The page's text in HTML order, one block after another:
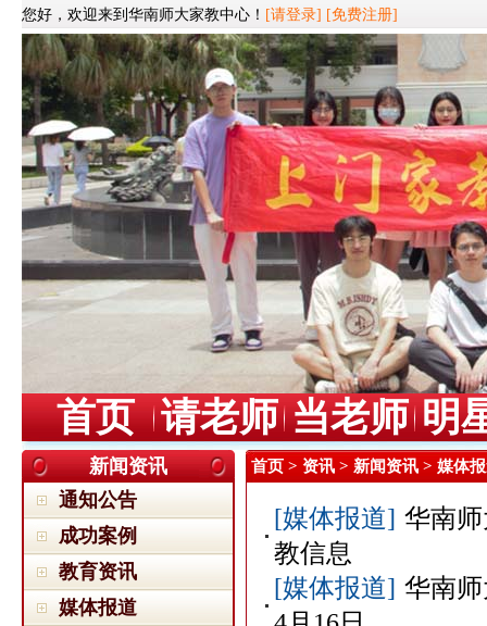
您好，欢迎来到华南师大家教中心！ [请登录] [免费注册]
首页 请老师 当老师 明
新闻资讯
通知公告
成功案例
教育资讯
媒体报道
首页 > 资讯 > 新闻资讯 > 媒体
[媒体报道] 华南
教信息
[媒体报道] 华南